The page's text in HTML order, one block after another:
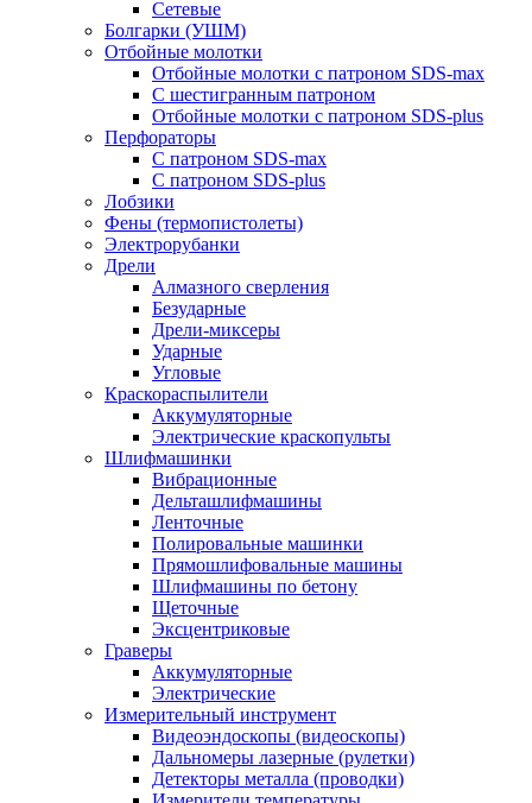
Сетевые
Болгарки (УШМ)
Отбойные молотки
Отбойные молотки с патроном SDS-max
С шестигранным патроном
Отбойные молотки с патроном SDS-plus
Перфораторы
С патроном SDS-max
С патроном SDS-plus
Лобзики
Фены (термопистолеты)
Электрорубанки
Дрели
Алмазного сверления
Безударные
Дрели-миксеры
Ударные
Угловые
Краскораспылители
Аккумуляторные
Электрические краскопульты
Шлифмашинки
Вибрационные
Дельташлифмашины
Ленточные
Полировальные машинки
Прямошлифовальные машины
Шлифмашины по бетону
Щеточные
Эксцентриковые
Граверы
Аккумуляторные
Электрические
Измерительный инструмент
Видеоэндоскопы (видеоскопы)
Дальномеры лазерные (рулетки)
Детекторы металла (проводки)